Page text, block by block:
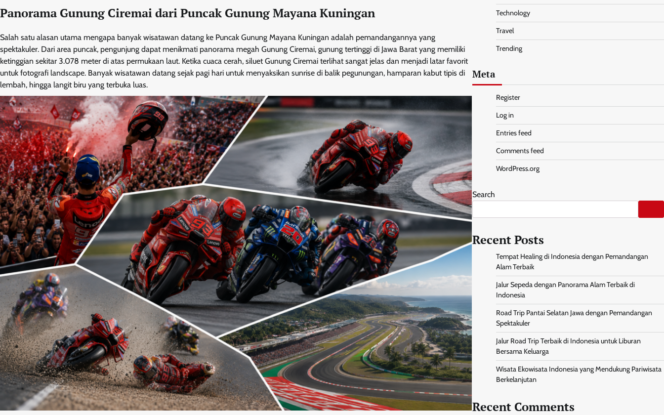
Panorama Gunung Ciremai dari Puncak Gunung Mayana Kuningan
Salah satu alasan utama mengapa banyak wisatawan datang ke Puncak Gunung Mayana Kuningan adalah pemandangannya yang
spektakuler. Dari area puncak, pengunjung dapat menikmati panorama megah Gunung Ciremai, gunung tertinggi di Jawa Barat yang memiliki
ketinggian sekitar 3.078 meter di atas permukaan laut. Ketika cuaca cerah, siluet Gunung Ciremai terlihat sangat jelas dan menjadi latar favorit
untuk fotografi landscape. Banyak wisatawan datang sejak pagi hari untuk menyaksikan sunrise di balik pegunungan, hamparan kabut tipis di
lembah, hingga langit biru yang terbuka luas.
Technology
Travel
Trending
Meta
Register
Log in
Entries feed
Comments feed
WordPress.org
Search
Recent Posts
Tempat Healing di Indonesia dengan Pemandangan
Alam Terbaik
Jalur Sepeda dengan Panorama Alam Terbaik di
Indonesia
Road Trip Pantai Selatan Jawa dengan Pemandangan
Spektakuler
Jalur Road Trip Terbaik di Indonesia untuk Liburan
Bersama Keluarga
Wisata Ekowisata Indonesia yang Mendukung Pariwisata
Berkelanjutan
Recent Comments